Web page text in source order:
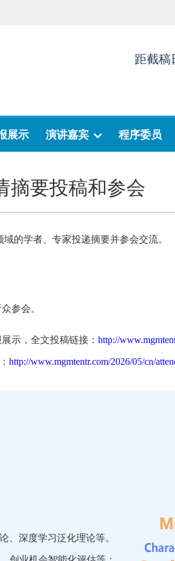
距截稿
展示 演讲嘉宾 程序委员
摘要投稿和参会
的学者、专家投递摘要并参会交流。
参会。
示，全文投稿链接： http://
http://www.mgmtentr.com/2026/05/cn/
、深度学习泛化理论等。